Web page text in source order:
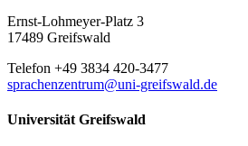
Ernst-Lohmeyer-Platz 3
17489 Greifswald
Telefon +49 3834 420-3477
sprachenzentrum@uni-greifswald.de
Universität Greifswald